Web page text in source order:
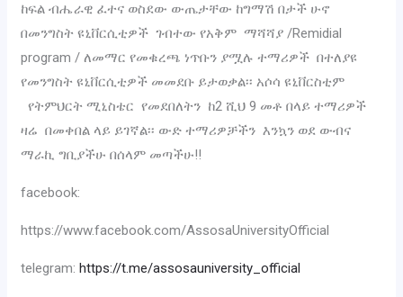
ከፍል ብሔራዊ ፈተና ወስደው ውጤታቸው ከግማሽ በታች ሁኖ
በመንግስት ዩኒቨርሲቲዎች ገብተው የአቅም ማሻሻያ /Remidial
program / ለመማር የመቁረጫ ነጥቡን ያሟሉ ተማሪዎች በተለያዩ
የመንግስት ዩኒቨርሲቲዎች መመደቡ ይታወቃል፡፡ አሶሳ ዩኒቨርስቲም
የትምህርት ሚኒስቴር የመደበለትን ከ2 ሺህ 9 መቶ በላይ ተማሪዎች
ዛሬ በመቀበል ላይ ይገኛል፡፡ ውድ ተማሪዎቻችን እንኳን ወደ ውብና
ማራኪ ግቢያችሁ በሰላም መጣችሁ!!
facebook:
https://www.facebook.com/AssosaUniversityOfficial
telegram: https://t.me/assosauniversity_official